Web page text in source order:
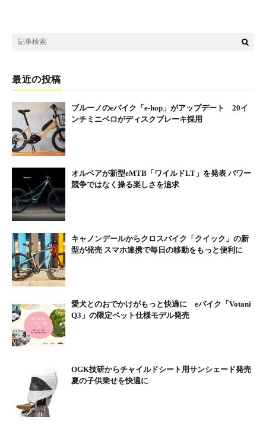
のもあるが、ゼオルトM5はその路線ではない。クルマで例えれ
険心やタフさを求めるサイクリングユーザーに響くモデル。フレ
ー製150mmトラベル。心臓となるドライブユニットはパナソニッ
ク製のGXドライブユニット（直流ブラシレスモーター250W）、
バッテリーもパナソニック製の36.0V-13.0Ah（定格468Wh）。コ
ンポーネントはシマノのデオーレ12速。
舗装路と山道を織り交ぜたサイクリングでも全行程を楽
だわりのモデル
Spec
フレーム●フォーミングアルミ
PCS（150mmトラベル）
コンポーネント●シマノ デオーレ（12S）
タイヤ●マキシス アーダント 27.5×2.40
重量●25.4kg（360mm）、25.5㎏（420mm）
クXEALT S5
最近の投稿
ブルーノのeバイク「e-hop」がアップデート 20イ
ンチミニベロがディスクブレーキ採用
オルベアが新型eMTB「ワイルドLT」を発表 パワー
競争ではなく操る楽しさを追求
キャノンデールからクロスバイク「クイック」の新
型が発売 スマホ連携で毎日の移動をもっと便利に
愛犬とのおでかけがもっと快適に eバイク「Votani
Q3」の限定ペット仕様モデル発売
OGK技研からチャイルドシート用サンシェード発売
夏の子供乗せを快適に